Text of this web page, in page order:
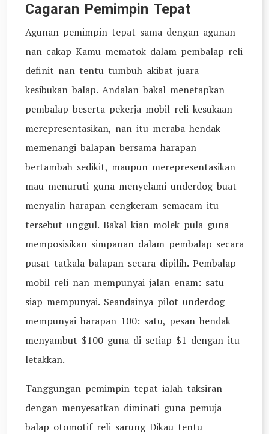
Cagaran Pemimpin Tepat
Agunan pemimpin tepat sama dengan agunan
nan cakap Kamu mematok dalam pembalap reli
definit nan tentu tumbuh akibat juara
kesibukan balap. Andalan bakal menetapkan
pembalap beserta pekerja mobil reli kesukaan
merepresentasikan, nan itu meraba hendak
memenangi balapan bersama harapan
bertambah sedikit, maupun merepresentasikan
mau menuruti guna menyelami underdog buat
menyalin harapan cengkeram semacam itu
tersebut unggul. Bakal kian molek pula guna
memposisikan simpanan dalam pembalap secara
pusat tatkala balapan secara dipilih. Pembalap
mobil reli nan mempunyai jalan enam: satu
siap mempunyai. Seandainya pilot underdog
mempunyai harapan 100: satu, pesan hendak
menyambut $100 guna di setiap $1 dengan itu
letakkan.
Tanggungan pemimpin tepat ialah taksiran
dengan menyesatkan diminati guna pemuja
balap otomotif reli sarung Dikau tentu